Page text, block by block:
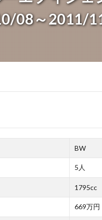
08～2011/
BW
5人
1795cc
669万円